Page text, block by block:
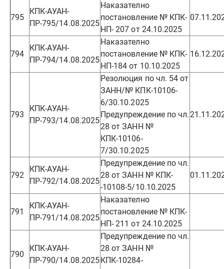
795
КПК-АУАН-
ПР-795/14.08.2025
Наказателно
постановление № КПК-
НП- 207 от 24.10.2025
794
КПК-АУАН-
ПР-794/14.08.2025
Наказателно
постановление № КПК-
НП-184 от 10.10.2025
793
КПК-АУАН-
ПР-793/14.08.2025
Резолюция по чл. 54 от
ЗАНН/№ КПК-10106-
6/30.10.2025
Предупреждение по чл.
28 от ЗАНН №
КПК-10106-
7/30.10.2025
792
КПК-АУАН-
ПР-792/14.08.2025
Предупреждение по чл.
28 от ЗАНН № КПК-
-10108-5/10.10.2025
791
КПК-АУАН-
ПР-791/14.08.2025
Наказателно
постановление № КПК-
НП- 211 от 24.10.2025
790
КПК-АУАН-
ПР-790/14.08.2025
Предупреждение по чл.
28 от ЗАНН №
КПК-10284-